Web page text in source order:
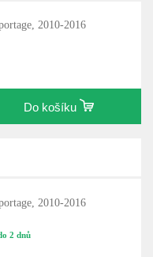
2010-2016
Do košíku
2010-2016
2 dnů